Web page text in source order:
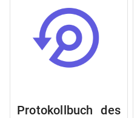
Protokollbuch des